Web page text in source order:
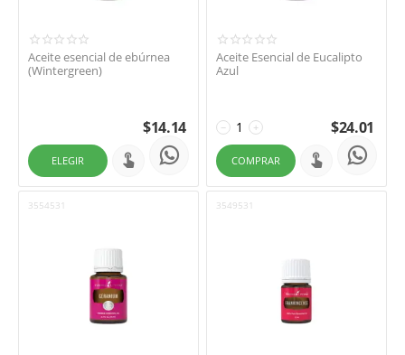
Aceite esencial de ebúrnea
(Wintergreen)
$14.14
ELEGIR
Aceite Esencial de Eucalipto
Azul
+
− $24.01
COMPRAR
3554531 3549531